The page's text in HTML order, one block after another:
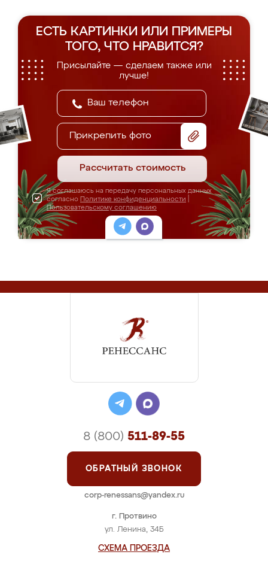
ЕСТЬ КАРТИНКИ ИЛИ ПРИМЕРЫ
ТОГО, ЧТО НРАВИТСЯ?
Присылайте — сделаем также или
лучше!
Прикрепить фото
Рассчитать стоимость
Я соглашаюсь на передачу персональных данных
согласно Политике конфиденциальности
Пользовательскому соглашению
г. Протвино
ул. Ленина, 34Б
СХЕМА ПРОЕЗДА
8 (800) 511-89-55
ОБРАТНЫЙ ЗВОНОК
corp-renessans@yandex.ru